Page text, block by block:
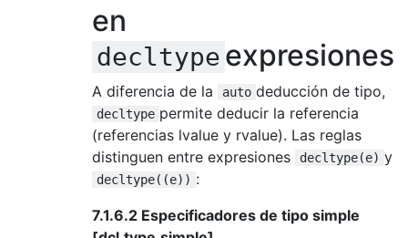
en
decltype expresiones
A diferencia de la auto deducción de tipo,
decltype permite deducir la referencia
(referencias lvalue y rvalue). Las reglas
distinguen entre expresiones
decltype(e) y
decltype((e)) :
7.1.6.2 Especificadores de tipo simple